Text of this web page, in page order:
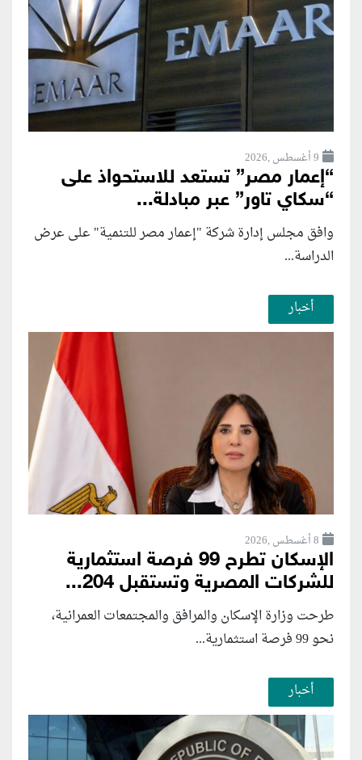
9 أغسطس ,2026
“إعمار مصر” تستعد للاستحواذ على
“سكاي تاور” عبر مبادلة...
وافق مجلس إدارة شركة "إعمار مصر للتنمية" على عرض
الدراسة...
أخبار
8 أغسطس ,2026
الإسكان تطرح 99 فرصة استثمارية
للشركات المصرية وتستقبل 204...
طرحت وزارة الإسكان والمرافق والمجتمعات العمرانية،
نحو 99 فرصة استثمارية...
أخبار